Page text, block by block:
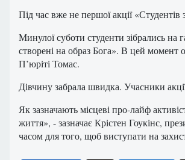
Під час вже не першої акції «Студентів
Минулої суботи студенти зібрались на
створені на образ Бога». В цей момент
П’юріті Томас.
Дівчину забрала швидка. Учасники
Як зазначають місцеві про-лайф
життя», - зазначає Крістен Гоукінс,
часом для того, щоб виступати на